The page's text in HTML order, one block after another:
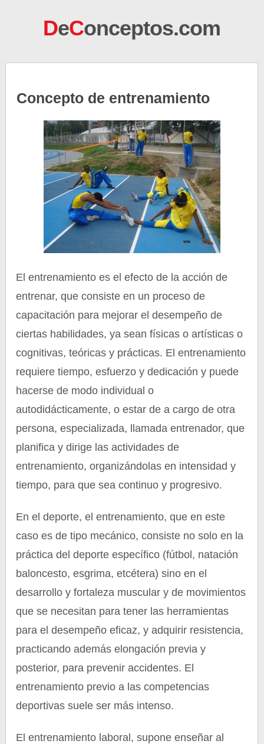
DeConceptos.com
Concepto de entrenamiento
El entrenamiento es el efecto de la acción de
entrenar, que consiste en un proceso de
capacitación para mejorar el desempeño de
ciertas habilidades, ya sean físicas o artísticas o
cognitivas, teóricas y prácticas. El entrenamiento
requiere tiempo, esfuerzo y dedicación y puede
hacerse de modo individual o
autodidácticamente, o estar de a cargo de otra
persona, especializada, llamada entrenador, que
planifica y dirige las actividades de
entrenamiento, organizándolas en intensidad y
tiempo, para que sea continuo y progresivo.
En el deporte, el entrenamiento, que en este
caso es de tipo mecánico, consiste no solo en la
práctica del deporte específico (fútbol, natación
baloncesto, esgrima, etcétera) sino en el
desarrollo y fortaleza muscular y de movimientos
que se necesitan para tener las herramientas
para el desempeño eficaz, y adquirir resistencia,
practicando además elongación previa y
posterior, para prevenir accidentes. El
entrenamiento previo a las competencias
deportivas suele ser más intenso.
El entrenamiento laboral, supone enseñar al